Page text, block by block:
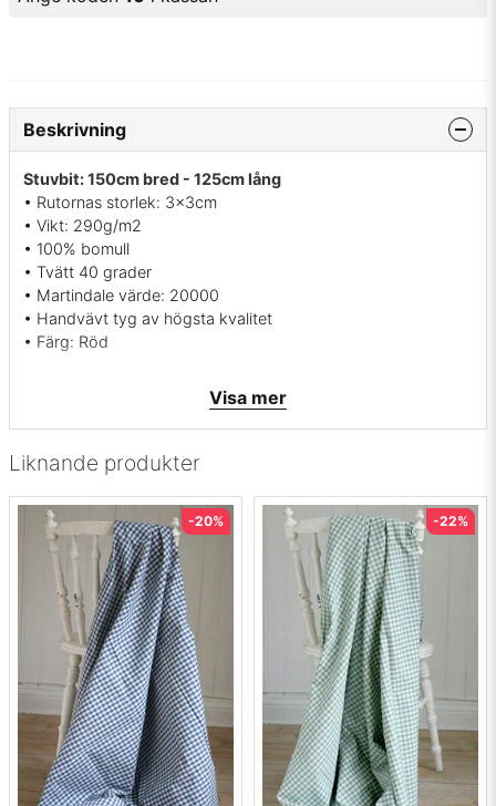
Liknande produkter
-20% -22%
Beskrivning
Stuvbit: 150cm bred - 125cm lång
• Rutornas storlek: 3x3cm
• Vikt: 290g/m2
• 100% bomull
• Tvätt 40 grader
• Martindale värde: 20000
• Handvävt tyg av högsta kvalitet
• Färg: Röd
Visa mer